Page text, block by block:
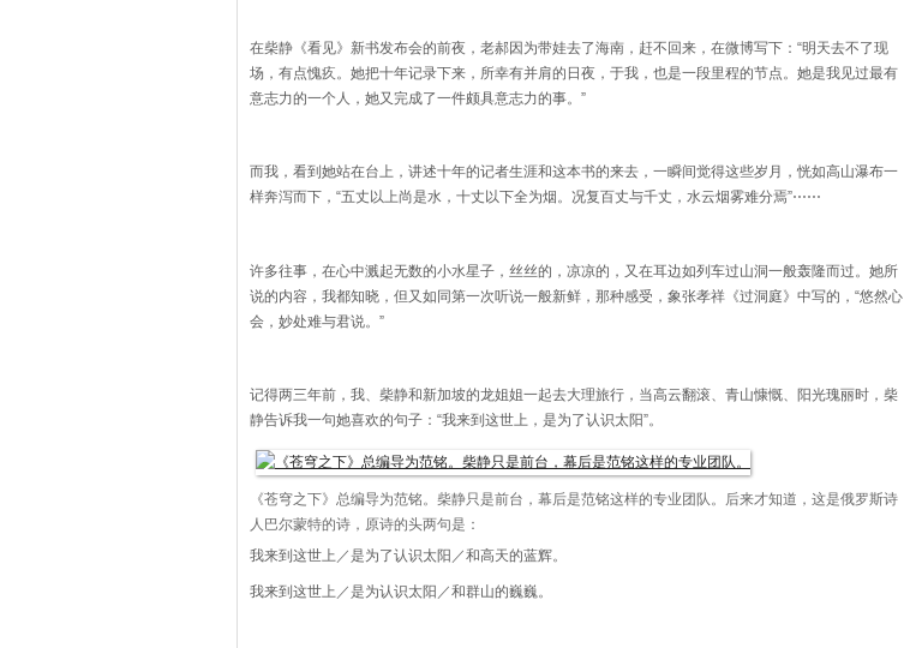
在柴静《看见》新书发布会的前夜，老郝因为带娃去了海南，赶不回来，在微博写下：“明天去不了现
场，有点愧疚。她把十年记录下来，所幸有并肩的日夜，于我，也是一段里程的节点。她是我见过最有
意志力的一个人，她又完成了一件颇具意志力的事。”
而我，看到她站在台上，讲述十年的记者生涯和这本书的来去，一瞬间觉得这些岁月，恍如高山瀑布一
样奔泻而下，“五丈以上尚是水，十丈以下全为烟。况复百丈与千丈，水云烟雾难分焉”⋯⋯
许多往事，在心中溅起无数的小水星子，丝丝的，凉凉的，又在耳边如列车过山洞一般轰隆而过。她所
说的内容，我都知晓，但又如同第一次听说一般新鲜，那种感受，象张孝祥《过洞庭》中写的，“悠然心
会，妙处难与君说。”
记得两三年前，我、柴静和新加坡的龙姐姐一起去大理旅行，当高云翻滚、青山慷慨、阳光瑰丽时，柴
静告诉我一句她喜欢的句子：“我来到这世上，是为了认识太阳”。
《苍穹之下》总编导为范铭。柴静只是前台，幕后是范铭这样的专业团队。 后来才知道，这是俄罗斯诗
人巴尔蒙特的诗，原诗的头两句是：
我来到这世上／是为了认识太阳／和高天的蓝辉。
我来到这世上／是为认识太阳／和群山的巍巍。